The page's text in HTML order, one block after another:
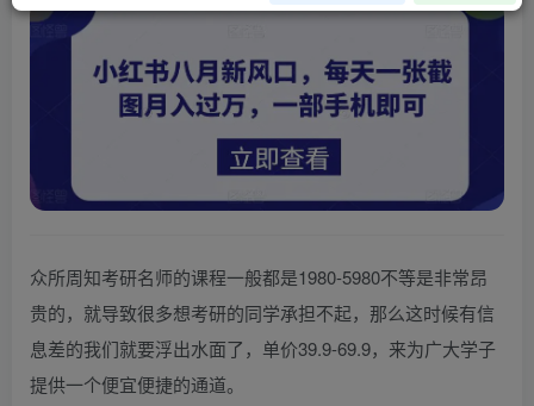
众所周知考研名师的课程一般都是1980-5980不等是非常昂
贵的，就导致很多想考研的同学承担不起，那么这时候有信
息差的我们就要浮出水面了，单价39.9-69.9，来为广大学子
提供一个便宜便捷的通道。